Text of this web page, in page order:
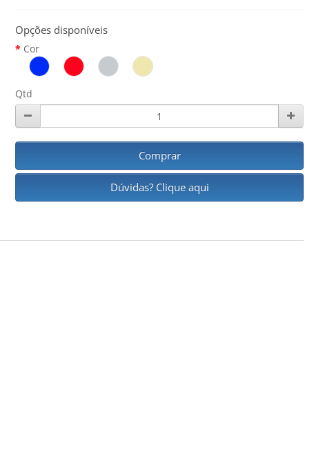
Opções disponíveis
Cor
Qtd
Comprar
Dúvidas? Clique aqui